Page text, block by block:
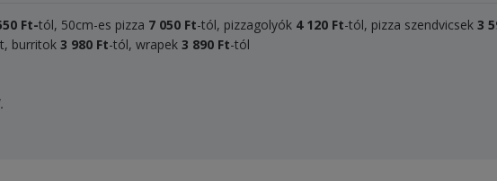
0 Ft-tól, 50cm-es pizza 7 050 Ft-tól, pizzagolyók 4 120 Ft-tól, pizza szendvicsek 3
burritok 3 980 Ft-tól, wrapek 3 890 Ft-tól